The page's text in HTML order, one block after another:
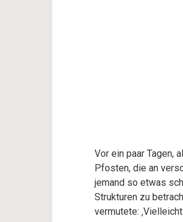
Vor ein paar Tagen,
Pfosten, die an
jemand so etwas
Strukturen zu
vermutete: